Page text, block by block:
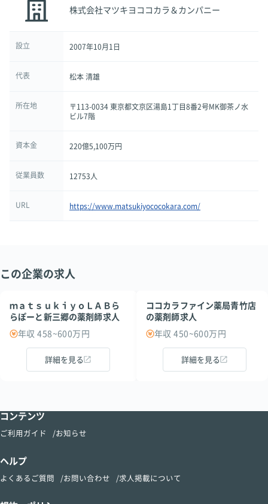
株式会社マツキヨココカラ＆カンパニー
設立 2007年10月1日
代表 松本 清雄
所在地
〒113-0034 東京都文京区湯島1丁目8番2号MK御茶ノ水
ビル7階
資本金 220億5,100万円
従業員数 12753人
URL https://www.matsukiyococokara.com/
この企業の求人
ｍａｔｓｕｋｉｙｏＬＡＢら
らぽーと新三郷の薬剤師求人
年収 458~600万円
詳細を見る
ココカラファイン薬局青竹店
の薬剤師求人
年収 450~600万円
詳細を見る
コンテンツ
ご利用ガイド お知らせ
ヘルプ
よくあるご質問 お問い合わせ 求人掲載について